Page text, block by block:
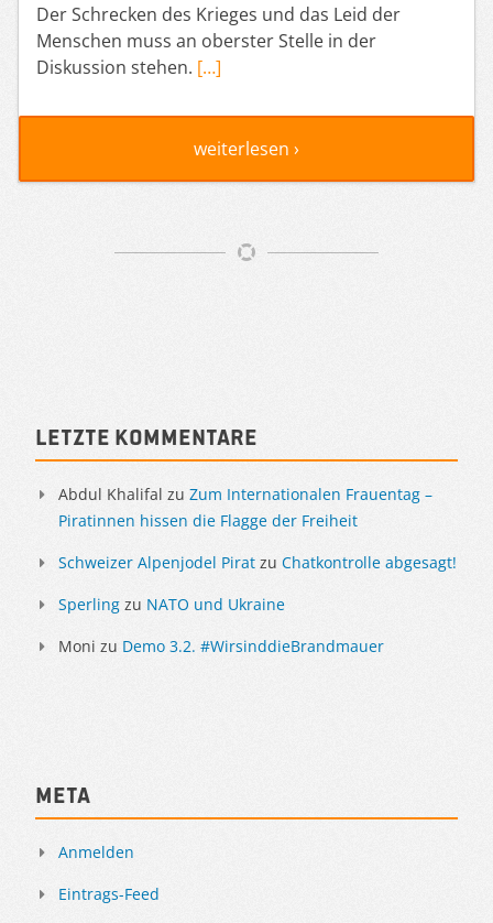
Der Schrecken des Krieges und das Leid der
Menschen muss an oberster Stelle in der
Diskussion stehen. […]
weiterlesen ›
Sidebar
Letzte Kommentare
Abdul Khalifal zu Zum Internationalen Frauentag –
Piratinnen hissen die Flagge der Freiheit
Schweizer Alpenjodel Pirat zu Chatkontrolle abgesagt!
Sperling zu NATO und Ukraine
Moni zu Demo 3.2. #WirsinddieBrandmauer
Meta
Anmelden
Eintrags-Feed